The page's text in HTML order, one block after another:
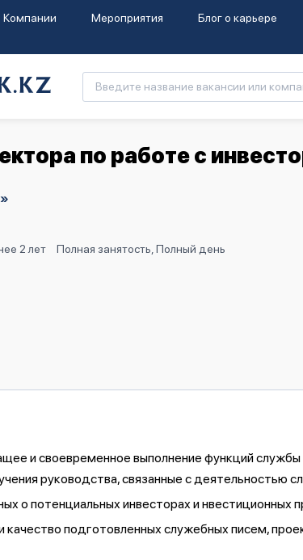
Компании Мероприятия Блог о карьере
по работе с
2 лет Полная занятость, Полный день
и своевременное выполнение функций
руководства, связанные с деятельностью
о потенциальных инвесторах и нвестиционных
качество подготовленных служебных писем,